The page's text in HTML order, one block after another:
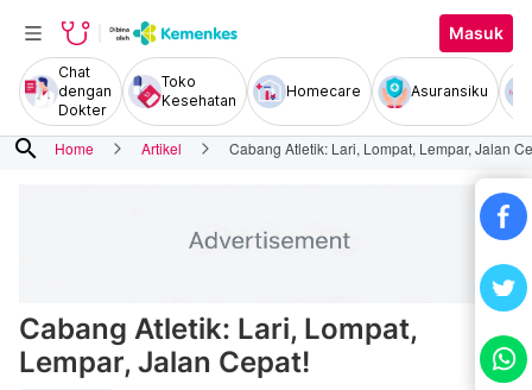
Masuk
Chat
dengan
Dokter
Toko
Kesehatan
Homecare Asuransiku
search Home Artikel Cabang Atletik: Lari, Lompat, Lempar, Jalan
Cabang Atletik: Lari, Lompat,
Lempar, Jalan Cepat!